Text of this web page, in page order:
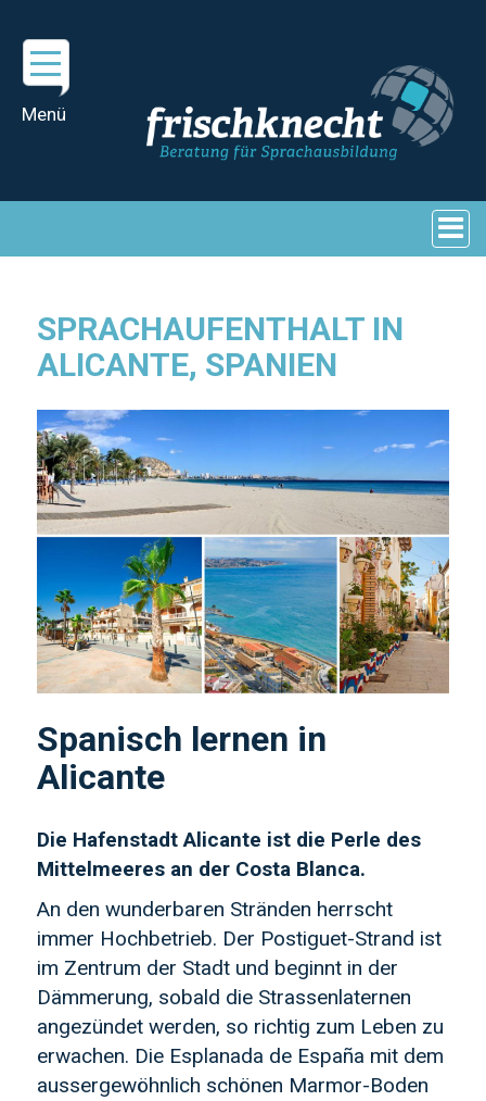
SPRACHAUFENTHALT IN
ALICANTE, SPANIEN
Spanisch lernen in
Alicante
Die Hafenstadt Alicante ist die Perle des
Mittelmeeres an der Costa Blanca.
An den wunderbaren Stränden herrscht
immer Hochbetrieb. Der Postiguet-Strand ist
im Zentrum der Stadt und beginnt in der
Dämmerung, sobald die Strassenlaternen
angezündet werden, so richtig zum Leben zu
erwachen. Die Esplanada de España mit dem
aussergewöhnlich schönen Marmor-Boden